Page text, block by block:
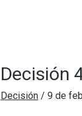
Decisión
Decisión/ 9 de